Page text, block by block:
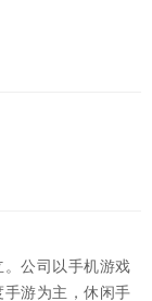
公司以手机游戏
游为主，休闲手